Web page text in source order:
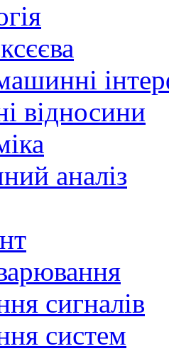
відносини
аналіз
сигналів
систем